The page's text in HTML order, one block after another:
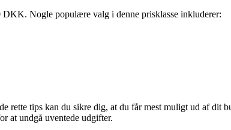
DKK. Nogle populære valg i denne prisklasse inkluderer:
tips kan du sikre dig, at du får mest muligt ud af dit
at undgå uventede udgifter.